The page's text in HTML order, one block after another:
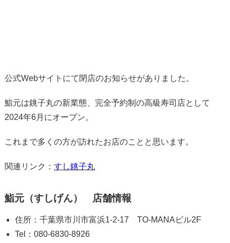
公式Webサイトにて閉店のお知らせがありました。
鮨元は銚子丸の新業態、完全予約制の高級寿司店として
2024年6月にオープン。
これまで多くの方が訪れたお店のことと思います。
関連リンク： すし銚子丸
鮨元（すしげん） 店舗情報
住所：千葉県市川市富浜1-2-17 TO-MANAビル2F
Tel：080-6830-8926